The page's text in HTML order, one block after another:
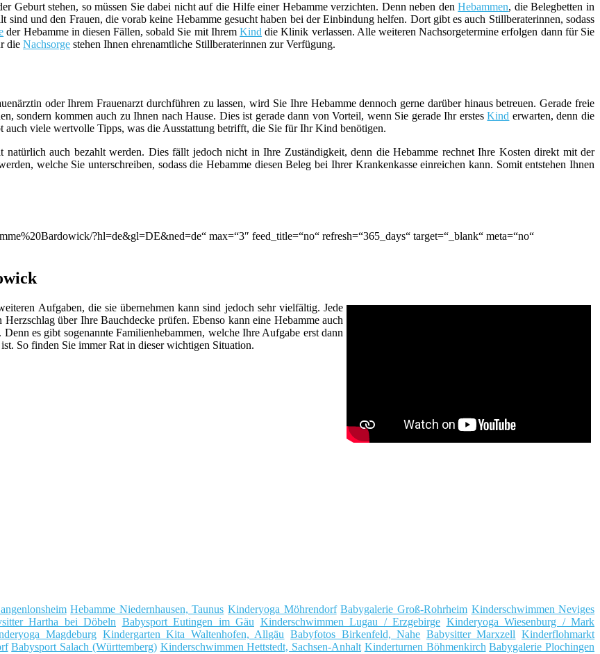
Geburt stehen, so müssen Sie dabei nicht auf die Hilfe einer Hebamme verzichten. Denn neben denHebammen, die Belegbetten in
und den Frauen, die vorab keine Hebamme gesucht haben bei der Einbindung helfen. Dort gibt es auch Stillberaterinnen, sodass
der Hebamme in diesen Fällen, sobald Sie mit IhremKind die Klinik verlassen. Alle weiteren Nachsorgetermine erfolgen dann für Sie
die Nachsorge stehen Ihnen ehrenamtliche Stillberaterinnen zur Verfügung.
oder Ihrem Frauenarzt durchführen zu lassen, wird Sie Ihre Hebamme dennoch gerne darüber hinaus betreuen. Gerade freie
sondern kommen auch zu Ihnen nach Hause. Dies ist gerade dann von Vorteil, wenn Sie gerade Ihr erstesKind erwarten, denn die
viele wertvolle Tipps, was die Ausstattung betrifft, die Sie für Ihr Kind benötigen.
natürlich auch bezahlt werden. Dies fällt jedoch nicht in Ihre Zuständigkeit, denn die Hebamme rechnet Ihre Kosten direkt mit der
welche Sie unterschreiben, sodass die Hebamme diesen Beleg bei Ihrer Krankenkasse einreichen kann. Somit entstehen Ihnen
?hl=de&gl=DE&ned=de“ max=“3″ feed_title=“no“ refresh=“365_days“ target=“_blank“ meta=“no“
Aufgaben, die sie übernehmen kann sind jedoch sehr vielfältig. Jede
über Ihre Bauchdecke prüfen. Ebenso kann eine Hebamme auch
es gibt sogenannte Familienhebammen, welche Ihre Aufgabe erst dann
So finden Sie immer Rat in dieser wichtigen Situation.
Hebamme Niedernhausen, Taunus Kinderyoga Möhrendorf Babygalerie Groß-Rohrheim Kinderschwimmen Neviges
Hartha bei Döbeln Babysport Eutingen im Gäu Kinderschwimmen Lugau / Erzgebirge Kinderyoga Wiesenburg / Mark
Magdeburg Kindergarten Kita Waltenhofen, Allgäu Babyfotos Birkenfeld, Nahe Babysitter Marxzell Kinderflohmarkt
Babysport Salach (Württemberg) Kinderschwimmen Hettstedt, Sachsen-Anhalt Kinderturnen Böhmenkirch Babygalerie Plochingen